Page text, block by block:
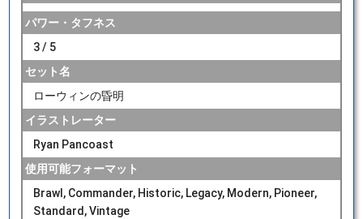
パワー・タフネス
3 / 5
セット名
ローウィンの昏明
イラストレーター
Ryan Pancoast
使用可能フォーマット
Brawl, Commander, Historic, Legacy, Modern, Pioneer,
Standard, Vintage